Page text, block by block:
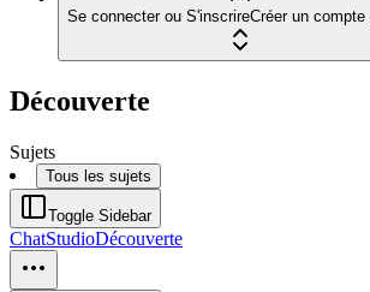
Se connecter ou S'inscrireCréer un compte
Découverte
Sujets
Tous les sujets
Toggle Sidebar
ChatStudioDécouverte